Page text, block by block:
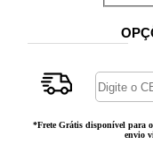
*Frete Grátis disponível para
envio